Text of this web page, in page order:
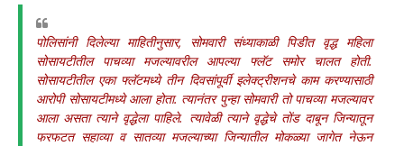
पोलिसांनी दिलेल्या माहितीनुसार, सोमवारी संध्याकाळी पिडीत वृद्ध महिला
सोसायटीतील पाचव्या मजल्यावरील आपल्या फ्लॅट समोर चालत होती.
सोसायटीतील एका फ्लॅटमध्ये तीन दिवसांपूर्वी इलेक्ट्रीशनचे काम करण्यासाठी
आरोपी सोसायटीमध्ये आला होता. त्यानंतर पुन्हा सोमवारी तो पाचव्या मजल्यावर
आला असता त्याने वृद्धेला पाहिले. त्यावेळी त्याने वृद्धेचे तोंड दाबून जिन्यातून
फरफटत सहाव्या व सातव्या मजल्याच्या जिन्यातील मोकळ्या जागेत नेऊन